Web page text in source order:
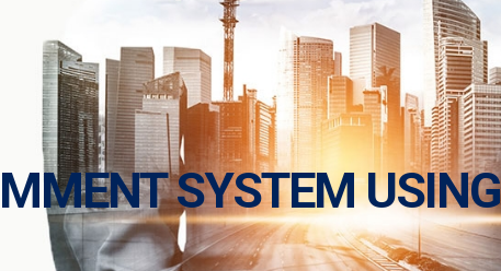
SYSTEM USING